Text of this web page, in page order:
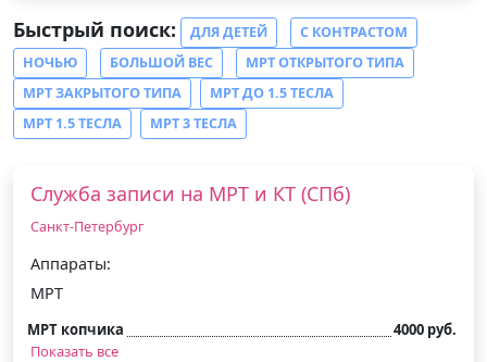
Быстрый поиск: ДЛЯ ДЕТЕЙ
С КОНТРАСТОМ
НОЧЬЮ
БОЛЬШОЙ ВЕС
МРТ ОТКРЫТОГО ТИПА
МРТ ЗАКРЫТОГО ТИПА
МРТ ДО 1.5 ТЕСЛА
МРТ 1.5 ТЕСЛА
МРТ 3 ТЕСЛА
Служба записи на МРТ и КТ (СПб)
Санкт-Петербург
Аппараты:
МРТ
МРТ копчика
4000 руб.
Показать все